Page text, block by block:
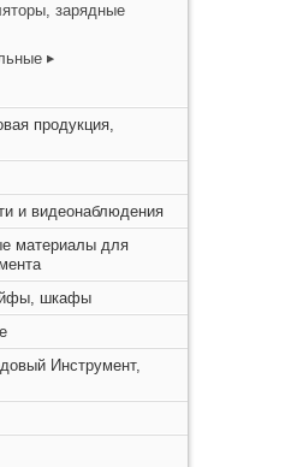
зарядные
продукция,
и видеонаблюдения
материалы для
шкафы
Инструмент,